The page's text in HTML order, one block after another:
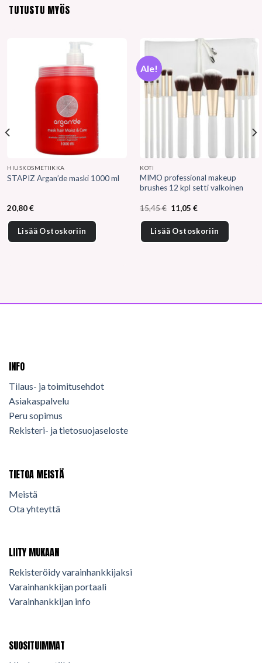
TUTUSTU MYÖS
HIUSKOSMETIIKKA
STAPIZ Argan’de maski 1000 ml
20,80€
Lisää Ostoskoriin
Ale!
KOTI
MIMO professional makeup
brushes 12 kpl setti valkoinen
15,45€ Alkuperäinen
hinta
oli:
15,45 €.
11,05€Nykyinen
on:
11,05 €.
Lisää Ostoskoriin
INFO
Tilaus- ja toimitusehdot
Asiakaspalvelu
Peru sopimus
Rekisteri- ja tietosuojaseloste
TIETOA MEISTÄ
Meistä
Ota yhteyttä
LIITY MUKAAN
Rekisteröidy varainhankkijaksi
Varainhankkijan portaali
Varainhankkijan info
SUOSITUIMMAT